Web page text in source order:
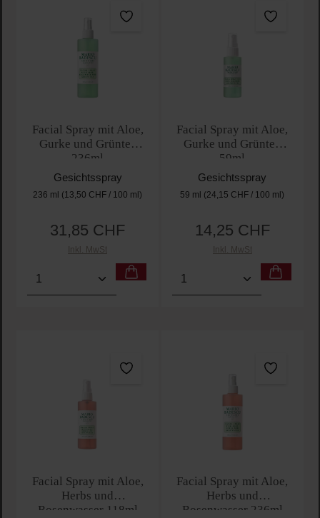
Facial Spray mit Aloe,
Gurke und Grüntee
236ml
Gesichtsspray
236 ml (13,50 CHF / 100 ml)
Regulärer Preis:
31,85 CHF
Inkl. MwSt
Produkt Anzahl: Gib den gewünschten Wert ein
Facial Spray mit Aloe,
Gurke und Grüntee
59ml
Gesichtsspray
59 ml (24,15 CHF / 100 ml)
Regulärer Preis:
14,25 CHF
Inkl. MwSt
Produkt Anzahl: Gib
Facial Spray mit Aloe,
Herbs und
Rosenwasser 118ml
Facial Spray mit Aloe,
Herbs und
Rosenwasser 236ml